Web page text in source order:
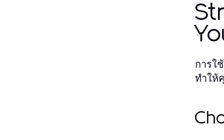
การใ
ทำให้